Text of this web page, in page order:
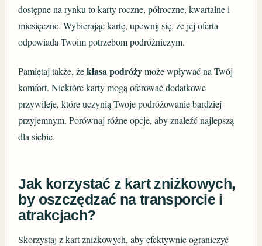
dostępne na rynku to karty roczne, półroczne, kwartalne i
miesięczne. Wybierając kartę, upewnij się, że jej oferta
odpowiada Twoim potrzebom podróżniczym.
Pamiętaj także, żeklasa podróżymoże wpływać na Twój
komfort. Niektóre karty mogą oferować dodatkowe
przywileje, które uczynią Twoje podróżowanie bardziej
przyjemnym. Porównaj różne opcje, aby znaleźć najlepszą
dla siebie.
Jak korzystać z kart zniżkowych,
by oszczędzać na transporcie i
atrakcjach?
Skorzystaj z kart zniżkowych, aby efektywnie ograniczyć